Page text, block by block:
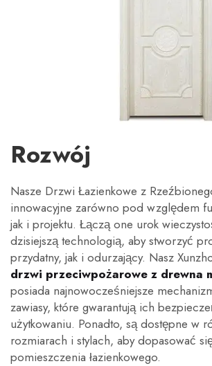
Rozwój
Nasze Drzwi Łazienkowe z
innowacyjne zarówno pod względem
jak i projektu. Łączą one urok
dzisiejszą technologią, aby stworzyć
przydatny, jak i odurzający. Nasz
drzwi przeciwpożarowe z drewna
posiada najnowocześniejsze
zawiasy, które gwarantują ich
użytkowaniu. Ponadto, są dostępne w
rozmiarach i stylach, aby dopasować
pomieszczenia łazienkowego.